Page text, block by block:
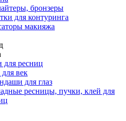
бронзеры
для контуринга
макияжа
для ресниц
век
для глаз
ресницы, пучки, клей для